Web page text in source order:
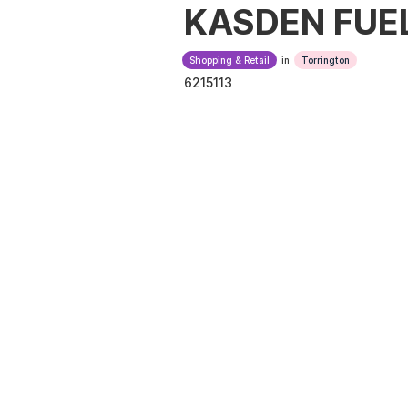
KASDEN
Shopping & Retail in Torrington
6215113